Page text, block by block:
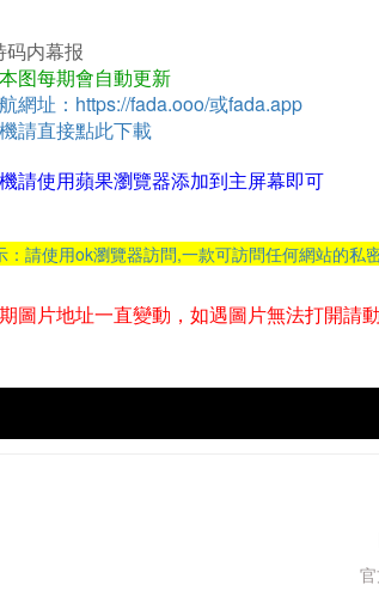
码内幕报
图每期會自動更新
網址：https://fada.ooo/或fada.app
請直接點此下載
請使用蘋果瀏覽器添加到主屏幕即可
：請使用ok瀏覽器訪問,一款可訪問任何網站的私
圖片地址一直變動，如遇圖片無法打開請